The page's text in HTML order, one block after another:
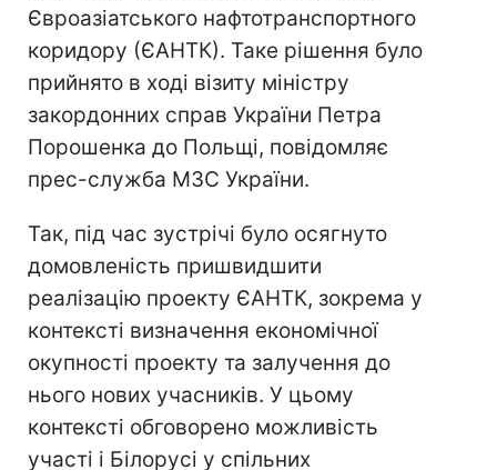
Євроазіатського нафтотранспортного
коридору (ЄАНТК). Таке рішення було
прийнято в ході візиту міністру
закордонних справ України Петра
Порошенка до Польщі, повідомляє
прес-служба МЗС України.
Так, під час зустрічі було осягнуто
домовленість пришвидшити
реалізацію проекту ЄАНТК, зокрема у
контексті визначення економічної
окупності проекту та залучення до
нього нових учасників. У цьому
контексті обговорено можливість
участі і Білорусі у спільних